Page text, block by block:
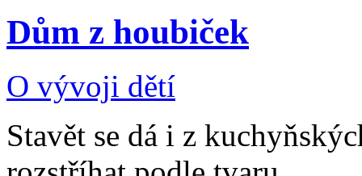
Dům z houbiček
O vývoji dětí
Stavět se dá i z